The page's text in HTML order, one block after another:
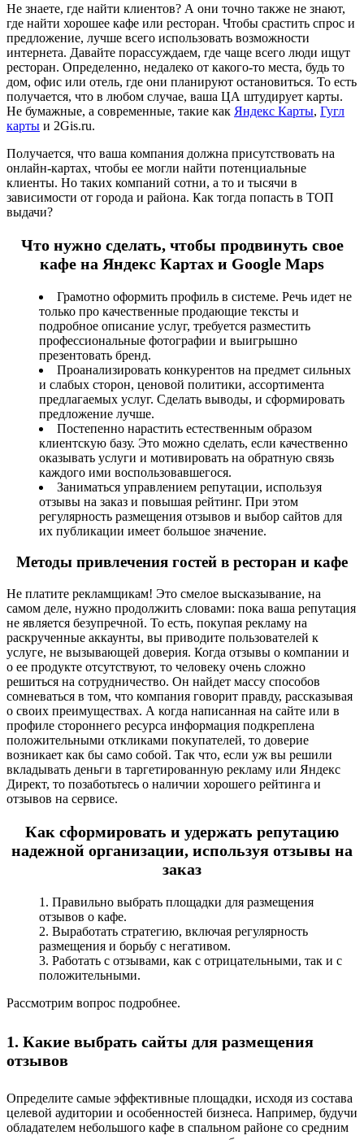
Не знаете, где найти клиентов? А они точно также не знают,
где найти хорошее кафе или ресторан. Чтобы срастить спрос и
предложение, лучше всего использовать возможности
интернета. Давайте порассуждаем, где чаще всего люди ищут
ресторан. Определенно, недалеко от какого-то места, будь то
дом, офис или отель, где они планируют остановиться. То есть
получается, что в любом случае, ваша ЦА штудирует карты.
Не бумажные, а современные, такие как Яндекс Карты, Гугл
карты и 2Gis.ru.
Получается, что ваша компания должна присутствовать на
онлайн-картах, чтобы ее могли найти потенциальные
клиенты. Но таких компаний сотни, а то и тысячи в
зависимости от города и района. Как тогда попасть в ТОП
выдачи?
Что нужно сделать, чтобы продвинуть свое
кафе на Яндекс Картах и Google Maps
Грамотно оформить профиль в системе. Речь идет не
только про качественные продающие тексты и
подробное описание услуг, требуется разместить
профессиональные фотографии и выигрышно
презентовать бренд.
Проанализировать конкурентов на предмет сильных
и слабых сторон, ценовой политики, ассортимента
предлагаемых услуг. Сделать выводы, и сформировать
предложение лучше.
Постепенно нарастить естественным образом
клиентскую базу. Это можно сделать, если качественно
оказывать услуги и мотивировать на обратную связь
каждого ими воспользовавшегося.
Заниматься управлением репутации, используя
отзывы на заказ и повышая рейтинг. При этом
регулярность размещения отзывов и выбор сайтов для
их публикации имеет большое значение.
Методы привлечения гостей в ресторан и кафе
Не платите рекламщикам! Это смелое высказывание, на
самом деле, нужно продолжить словами: пока ваша репутация
не является безупречной. То есть, покупая рекламу на
раскрученные аккаунты, вы приводите пользователей к
услуге, не вызывающей доверия. Когда отзывы о компании и
о ее продукте отсутствуют, то человеку очень сложно
решиться на сотрудничество. Он найдет массу способов
сомневаться в том, что компания говорит правду, рассказывая
о своих преимуществах. А когда написанная на сайте или в
профиле стороннего ресурса информация подкреплена
положительными откликами покупателей, то доверие
возникает как бы само собой. Так что, если уж вы решили
вкладывать деньги в таргетированную рекламу или Яндекс
Директ, то позаботьтесь о наличии хорошего рейтинга и
отзывов на сервисе.
Как сформировать и удержать репутацию
надежной организации, используя отзывы на
заказ
Правильно выбрать площадки для размещения
отзывов о кафе.
Выработать стратегию, включая регулярность
размещения и борьбу с негативом.
Работать с отзывами, как с отрицательными, так и с
положительными.
Рассмотрим вопрос подробнее.
1. Какие выбрать сайты для размещения
отзывов
Определите самые эффективные площадки, исходя из состава
целевой аудитории и особенностей бизнеса. Например, будучи
обладателем небольшого кафе в спальном районе со средним